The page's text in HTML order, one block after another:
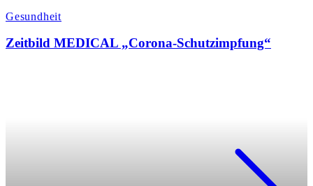
Gesundheit
Zeitbild MEDICAL „Corona-Schutzimpfung“